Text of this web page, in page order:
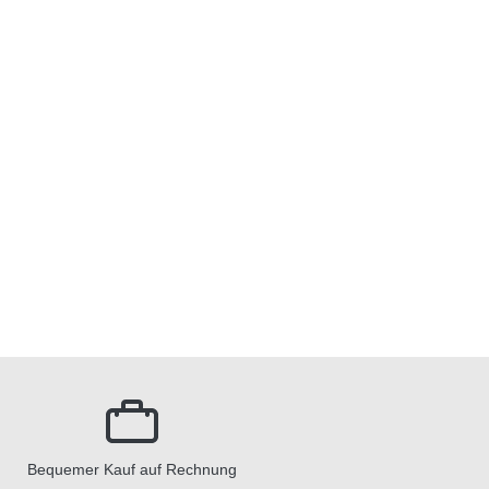
Bequemer Kauf auf Rechnung